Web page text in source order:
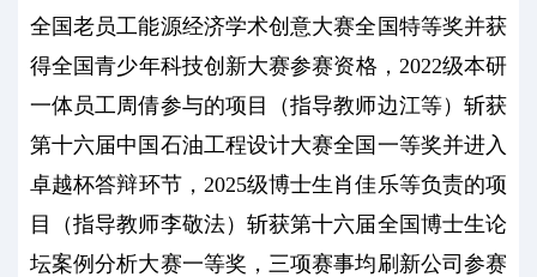
全国老员工能源经济学术创意大赛全国特等奖并获
得全国青少年科技创新大赛参赛资格，2022级本研
一体员工周倩参与的项目（指导教师边江等）斩获
第十六届中国石油工程设计大赛全国一等奖并进入
卓越杯答辩环节，2025级博士生肖佳乐等负责的项
目（指导教师李敬法）斩获第十六届全国博士生论
坛案例分析大赛一等奖，三项赛事均刷新公司参赛